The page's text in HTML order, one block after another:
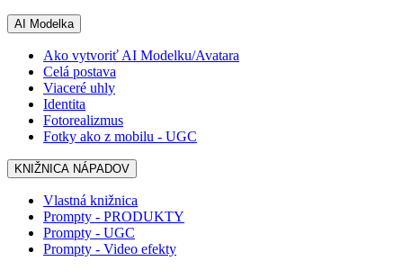
AI Modelka
Ako vytvoriť AI Modelku/Avatara
Celá postava
Viaceré uhly
Identita
Fotorealizmus
Fotky ako z mobilu - UGC
KNIŽNICA NÁPADOV
Vlastná knižnica
Prompty - PRODUKTY
Prompty - UGC
Prompty - Video efekty